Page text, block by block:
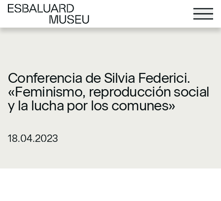
Conferencia de Silvia Federici.
«Feminismo, reproducción social
y la lucha por los comunes»
18.04.2023